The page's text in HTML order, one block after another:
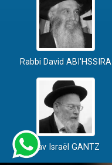
Rabbi David ABI'HSSIRA
Rav Israël GANTZ